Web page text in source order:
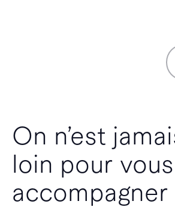
On n’est
loin pour vous
accompagner